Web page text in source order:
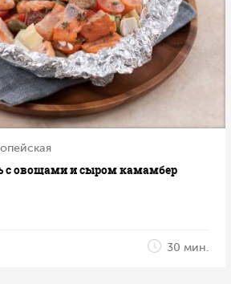
с овощами и сыром камамбер
30 мин.